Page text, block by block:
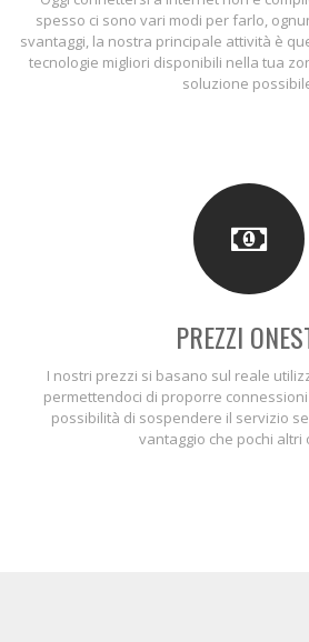
spesso ci sono vari modi per farlo,
svantaggi, la nostra principale attività è
tecnologie migliori disponibili nella tua
soluzione
PREZZI
I nostri prezzi si basano sul reale
permettendoci di proporre
possibilità di sospendere il servizio
vantaggio che pochi altri